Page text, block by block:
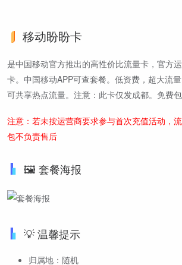
移动盼盼卡
是中国移动官方推出的高性价比流量卡，官方
卡。中国移动APP可查套餐。低资费，超大流
可共享热点流量。注意：此卡仅发成都。免费包
注意：若未按运营商要求参与首次充值活动，
包不负责售后
🖼️ 套餐海报
💡 温馨提示
归属地：随机